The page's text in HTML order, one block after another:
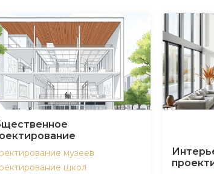
музеев
школ